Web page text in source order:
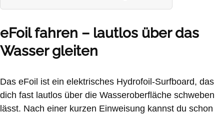
eFoil fahren – lautlos über das
Wasser gleiten
Das eFoil ist ein elektrisches Hydrofoil-Surfboard, das
dich fast lautlos über die Wasseroberfläche schweben
lässt. Nach einer kurzen Einweisung kannst du schon